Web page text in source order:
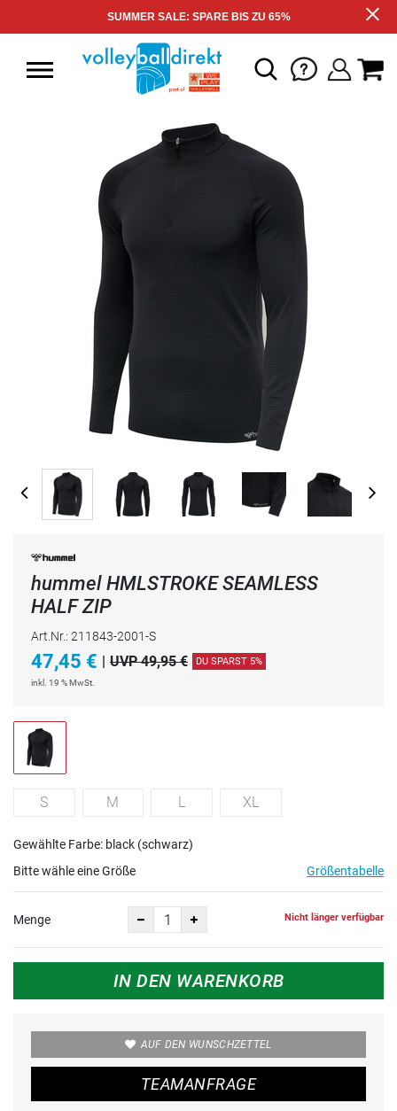
SUMMER SALE: SPARE BIS ZU 65%
hummel HMLSTROKE SEAMLESS
HALF ZIP
Art.Nr.: 211843-2001-S
47,45 € | UVP 49,95 € DU SPARST 5%
inkl. 19 % MwSt.
S M L XL
Gewählte Farbe: black (schwarz)
Bitte wähle eine Größe
Größentabelle
Menge Nicht länger verfügbar
IN DEN WARENKORB
AUF DEN WUNSCHZETTEL
TEAMANFRAGE